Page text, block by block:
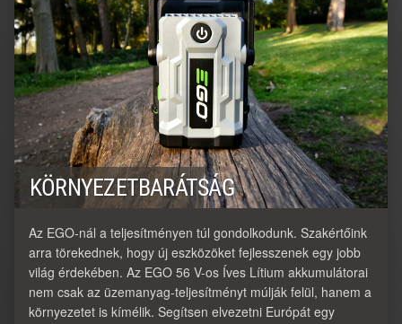
KÖRNYEZETBARÁTSÁG
Az EGO-nál a teljesítményen túl gondolkodunk. Szakértőink
arra törekednek, hogy új eszközöket fejlesszenek egy jobb
világ érdekében. Az EGO 56 V-os Íves Lítium akkumulátorai
nem csak az üzemanyag-teljesítményt múlják felül, hanem a
környezetet is kímélik. Segítsen elvezetni Európát egy